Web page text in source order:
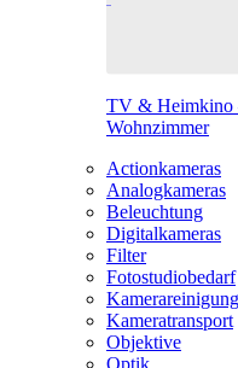
TV & Heimkino
Wohnzimmer
Actionkameras
Analogkameras
Beleuchtung
Digitalkameras
Filter
Fotostudiobedarf
Kamerareinigung
Kameratransport
Objektive
Optik